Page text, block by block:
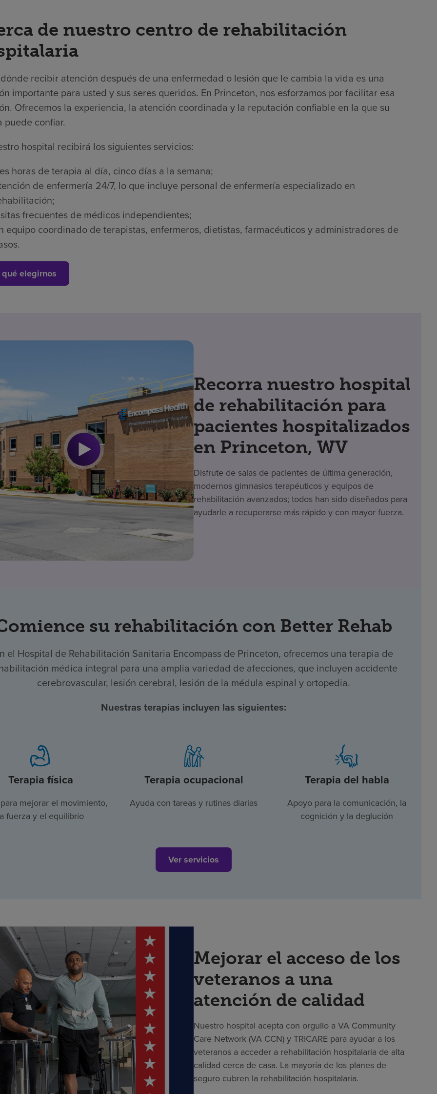
de nuestro centro de rehabilitación
recibir atención después de una enfermedad o lesión que le cambia la vida es una
importante para usted y sus seres queridos. En Princeton, nos esforzamos por facilitar esa
Ofrecemos la experiencia, la atención coordinada y la reputación confiable en la que su
puede confiar.
hospital recibirá los siguientes servicios:
horas de terapia al día, cinco días a la semana;
de enfermería 24/7, lo que incluye personal de enfermería especializado en
frecuentes de médicos independientes;
equipo coordinado de terapistas, enfermeros, dietistas, farmacéuticos y administradores de
qué elegirnos
Recorra nuestro hospital
de rehabilitación para
pacientes hospitalizados
en Princeton, WV
Disfrute de salas de pacientes de última generación,
modernos gimnasios terapéuticos y equipos de
rehabilitación avanzados; todos han sido diseñados para
ayudarle a recuperarse más rápido y con mayor fuerza.
su rehabilitación con Better Rehab
el Hospital de Rehabilitación Sanitaria Encompass de Princeton, ofrecemos una terapia de
médica integral para una amplia variedad de afecciones, que incluyen accidente
cerebrovascular, lesión cerebral, lesión de la médula espinal y ortopedia.
Nuestras terapias incluyen las siguientes:
Terapia física
mejorar el movimiento,
fuerza y el equilibrio
Terapia ocupacional
Ayuda con tareas y rutinas diarias
Terapia del habla
Apoyo para la comunicación, la
cognición y la deglución
Ver servicios
Mejorar el acceso de los
veteranos a una
atención de calidad
Nuestro hospital acepta con orgullo a VA Community
Care Network (VA CCN) y TRICARE para ayudar a los
veteranos a acceder a rehabilitación hospitalaria de alta
calidad cerca de casa. La mayoría de los planes de
seguro cubren la rehabilitación hospitalaria.